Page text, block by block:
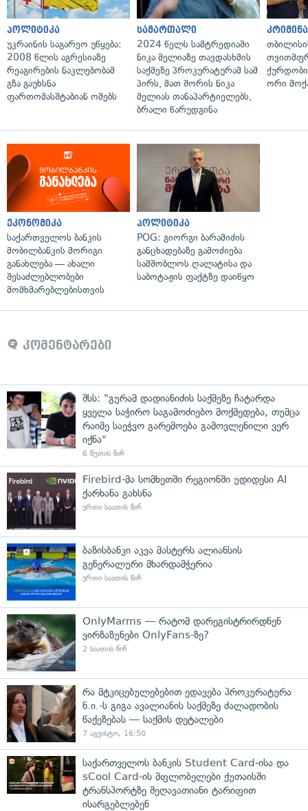
პოლიტიკა
უკრაინის საგარეო უწყება:
2008 წლის აგრესიაზე
რეაგირების ნაკლებობამ
გზა გაუხსნა
ფართომასშტაბიან ომებს
სამართალი
2024 წელს სამტრედიაში
ნიკა მელიაზე თავდასხმის
საქმეზე პროკურატურამ სამ
პირს, მათ შორის ნიკა
მელიას თანაპარტიელებს,
ბრალი წარუდგინა
ორი
ეკონომიკა
საქართველოს ბანკის
მობილბანკის მორიგი
განახლება — ახალი
შესაძლებლობები
მომხმარებლებისთვის
პოლიტიკა
POG: გიორგი ბარამიძის
განცხადებაზე გამოძიება
სამშობლოს ღალატისა და
საბოტაჟის ფაქტზე დაიწყო
კომენტარები
შსს: "გურამ დადიანიძის საქმეზე ჩატარდა
ყველა საჭირო საგამოძიებო მოქმედება, თუმცა
რაიმე საეჭვო გარემოება გამოვლენილი ვერ
იქნა"
6 წუთის წინ
Firebird-მა სომხეთში რეგიონში უდიდესი AI
ქარხანა გახსნა
ერთი საათის წინ
ბაზისბანკი აკვა მასტერს ალიანსის
გენერალური მხარდამჭერია
ერთი საათის წინ
OnlyMarms — რატომ დარეგისტრირდნენ
ვირზაზუნები OnlyFans-ზე?
2 საათის წინ
რა მტკიცებულებებით ედავება პროკურატურა
ნ.ი.-ს გიგა ავალიანის საქმეზე ძალადობის
წაქეზებას — საქმის დეტალები
7 აგვისტო, 16:50
საქართველოს ბანკის Student Card-ისა და
sCool Card-ის მფლობელები ქუთაისში
ტრანსპორტზე შეღავათიანი ტარიფით
ისარგებლებენ